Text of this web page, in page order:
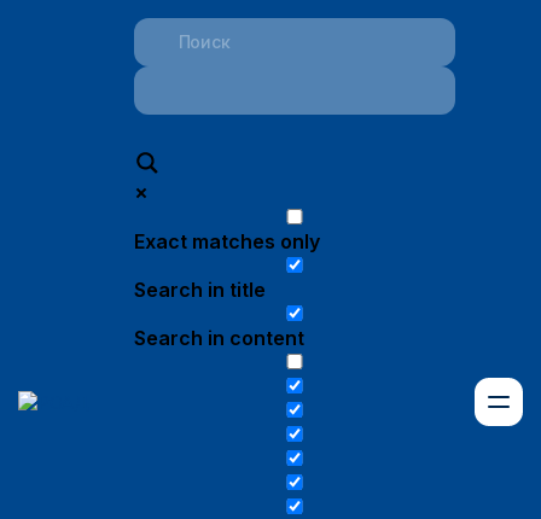
Exact matches only
Search in title
Search in content